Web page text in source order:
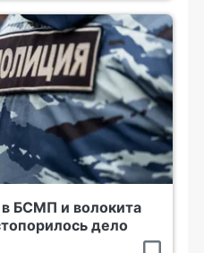
БСМП и волокита
дело